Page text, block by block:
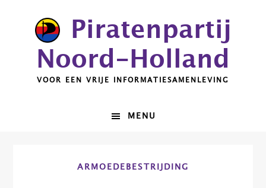
hoofdnavigatie
Piratenpartij
Noord-Holland
VOOR EEN VRIJE INFORMATIESAMENLEVING
MENU
ARMOEDEBESTRIJDING